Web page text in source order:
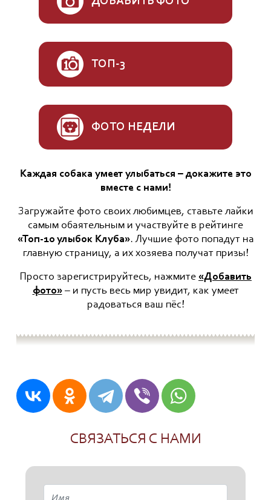
ТОП-3
ФОТО НЕДЕЛИ
Каждая собака умеет улыбаться – докажите это
вместе с нами!
Загружайте фото своих любимцев, ставьте лайки
самым обаятельным и участвуйте в рейтинге
«Топ-10 улыбок Клуба». Лучшие фото попадут на
главную страницу, а их хозяева получат призы!
Просто зарегистрируйтесь, нажмите «Добавить
фото»– и пусть весь мир увидит, как умеет
радоваться ваш пёс!
СВЯЗАТЬСЯ С НАМИ